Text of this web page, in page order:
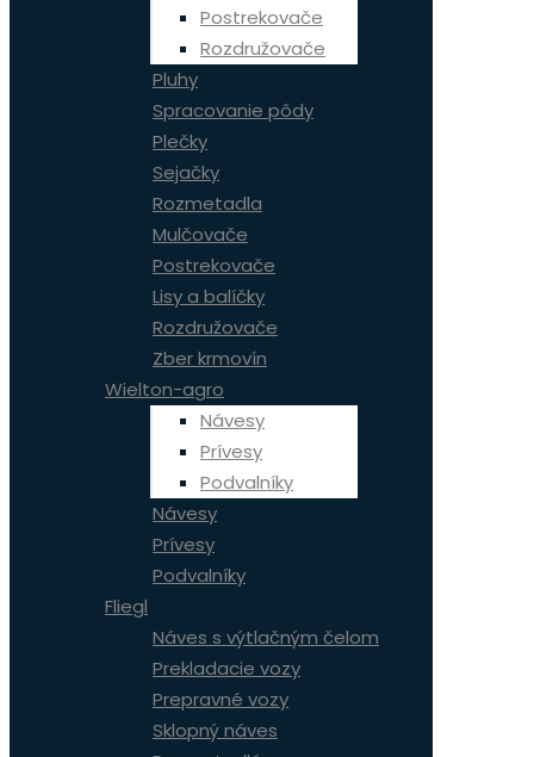
Postrekovače
Rozdružovače
Pluhy
Spracovanie pôdy
Plečky
Sejačky
Rozmetadla
Mulčovače
Postrekovače
Lisy a balíčky
Rozdružovače
Zber krmovín
Wielton-agro
Návesy
Prívesy
Podvalníky
Návesy
Prívesy
Podvalníky
Fliegl
Náves s výtlačným čelom
Prekladacie vozy
Prepravné vozy
Sklopný náves